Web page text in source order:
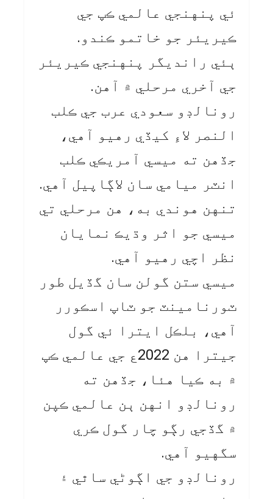
ئي پنهنجي عالمي ڪپ جي
ڪيريئر جو خاتمو ڪندو.
ٻئي رانديگر پنهنجي ڪيريئر
جي آخري مرحلي ۾ آهن.
رونالڊو سعودي عرب جي ڪلب
النصر لاءِ کيڏي رهيو آهي،
جڏهن ته ميسي آمريڪي ڪلب
انٽر ميامي سان لاڳاپيل آهي.
تنهن هوندي به، هن مرحلي تي
ميسي جو اثر وڌيڪ نمايان
نظر اچي رهيو آهي.
ميسي ستن گولن سان گڏيل طور
ٽورنامينٽ جو ٽاپ اسڪورر
آهي، بلڪل ايترا ئي گول
جيترا هن 2022ع جي عالمي ڪپ
۾ به ڪيا هئا، جڏهن ته
رونالڊو انهن ٻن عالمي ڪپن
۾ گڏجي رڳو چار گول ڪري
سگهيو آهي.
رونالڊو جي اڳوڻي ساٿي ۽